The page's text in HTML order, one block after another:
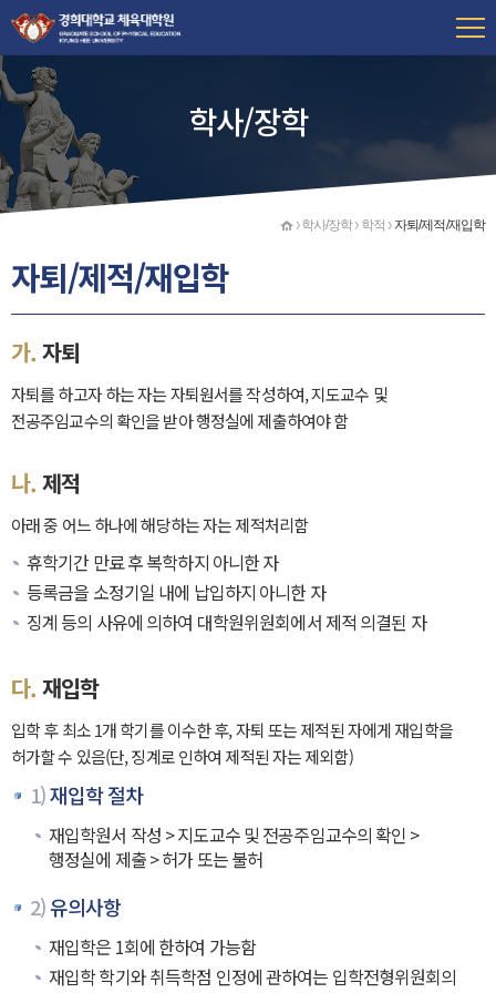
학사/장학
홈학사/장학 학적 자퇴/제적/재입학
자퇴/제적/재입학
가. 자퇴
자퇴를 하고자 하는 자는 자퇴원서를 작성하여, 지도교수 및
전공주임교수의 확인을 받아 행정실에 제출하여야 함
나. 제적
아래 중 어느 하나에 해당하는 자는 제적처리함
휴학기간 만료 후 복학하지 아니한 자
등록금을 소정기일 내에 납입하지 아니한 자
징계 등의 사유에 의하여 대학원위원회에서 제적 의결된 자
다. 재입학
입학 후 최소 1개 학기를 이수한 후, 자퇴 또는 제적된 자에게 재입학을
허가할 수 있음(단, 징계로 인하여 제적된 자는 제외함)
1)재입학 절차
재입학원서 작성 > 지도교수 및 전공주임교수의 확인 >
행정실에 제출 > 허가 또는 불허
2)유의사항
재입학은 1회에 한하여 가능함
재입학 학기와 취득학점 인정에 관하여는 입학전형위원회의